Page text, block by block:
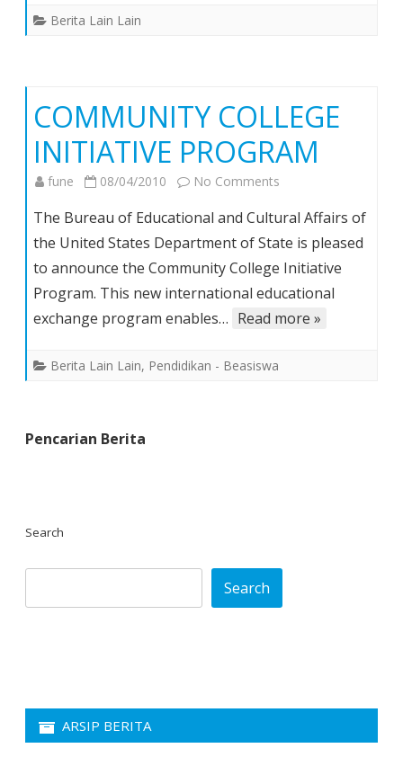
Berita Lain Lain
COMMUNITY COLLEGE
INITIATIVE PROGRAM
fune 08/04/2010 No Comments
COLLEGE
INITIATIVE
PROGRAM
The Bureau of Educational and Cultural Affairs of
the United States Department of State is pleased
to announce the Community College Initiative
Program. This new international educational
exchange program enables… Read more »
Berita Lain Lain, Pendidikan - Beasiswa
Pencarian Berita
Search
Search
ARSIP BERITA